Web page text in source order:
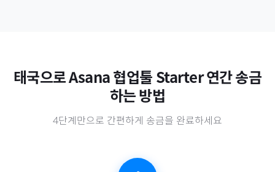
태국으로Asana 협업툴 Starter 연간송금
하는 방법
4단계만으로 간편하게 송금을 완료하세요